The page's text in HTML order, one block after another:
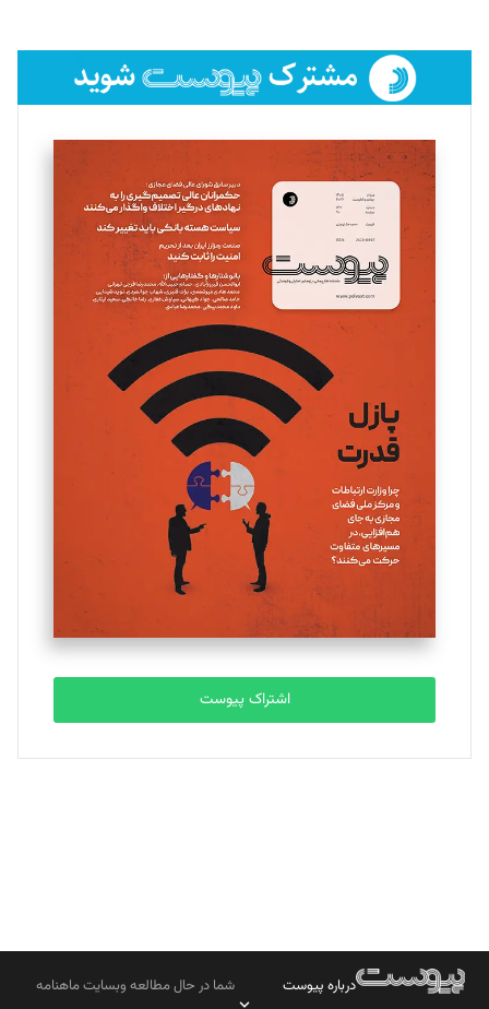
فائزه فتحی رستمی
تحریریه
سروش کرمیان
تحریریه
مینا پاکدل
یسنا امان‌پور
تحریریه
ملینا جعفری
تحریریه
مصطفی مسجدی آرانی
تحریریه
بابک نقاش
تحریریه
اشتراک پیوست
درباره پیوست
شما در حال مطالعه وبسایت ماهنامه